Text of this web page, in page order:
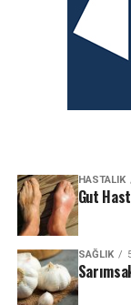
HASTALIK
Gut
SAĞLIK